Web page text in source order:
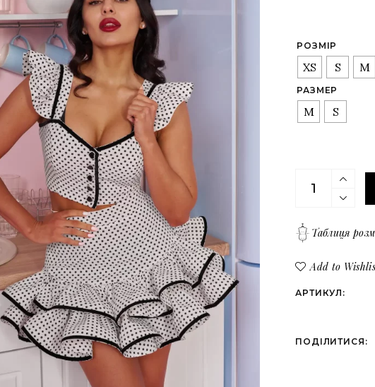
Для бізнесу
Всі товари
Сукні
Верх
Сукні
Верх
Низ
РОЗМІР
XS S M
РАЗМЕР
M S
Костюм (топ
Таблиця
Add to
АРТИКУЛ:
ПОДІЛИТИСЯ: